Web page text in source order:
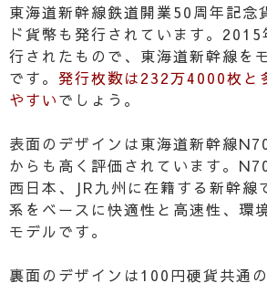
東海道新幹線鉄道開業50周年記念
ド貨幣も発行されています。
行されたもので、東海道新幹線を
です。 発行枚数は232万4000枚と
やすいでしょう。
表面のデザインは東海道新幹線
からも高く評価されています。
西日本、JR九州に在籍する新幹線
系をベースに快適性と高速性、環
モデルです。
裏面のデザインは100円硬貨共通